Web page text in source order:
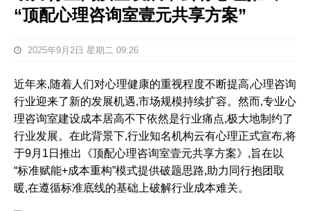
“顶配心理咨询室壹元共享方案”
2025年9月2日 星期二 09:26
近年来,随着人们对心理健康的重视程度不断提高,心理咨询
行业迎来了新的发展机遇,市场规模持续扩容。然而,专业心
理咨询室建设成本居高不下依然是行业痛点,极大地制约了
行业发展。在此背景下,行业知名机构云有心理正式宣布,将
于9月1日推出《顶配心理咨询室壹元共享方案》,旨在以
“标准赋能+成本重构”模式提供破题思路,助力同行抱团取
暖,在遵循标准底线的基础上破解行业成本难关。